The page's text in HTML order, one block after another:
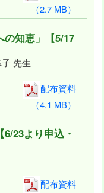
（2.7 MB）
の知恵」【5/17
先生
配布資料
（4.1 MB）
6/23より申込・
配布資料